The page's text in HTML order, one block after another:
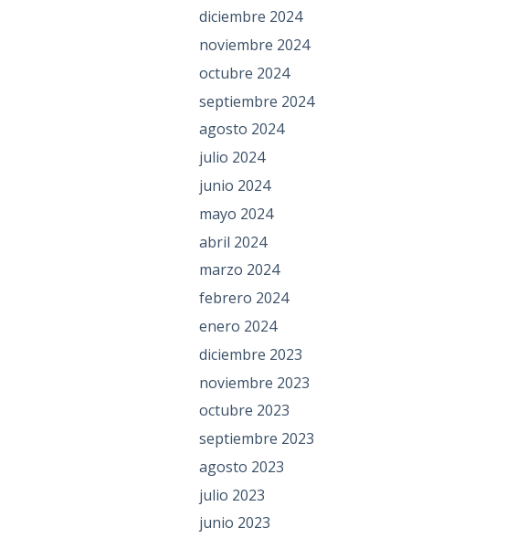
diciembre 2024
noviembre 2024
octubre 2024
septiembre 2024
agosto 2024
julio 2024
junio 2024
mayo 2024
abril 2024
marzo 2024
febrero 2024
enero 2024
diciembre 2023
noviembre 2023
octubre 2023
septiembre 2023
agosto 2023
julio 2023
junio 2023